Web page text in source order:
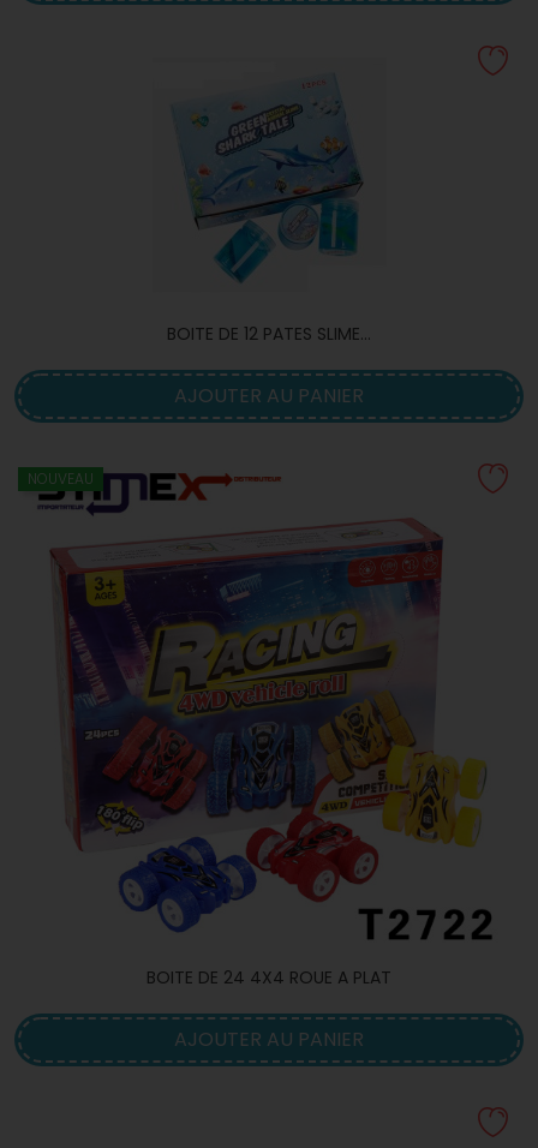
BOITE DE 12 PATES SLIME...
AJOUTER AU PANIER
NOUVEAU
BOITE DE 24 4X4 ROUE A PLAT
AJOUTER AU PANIER